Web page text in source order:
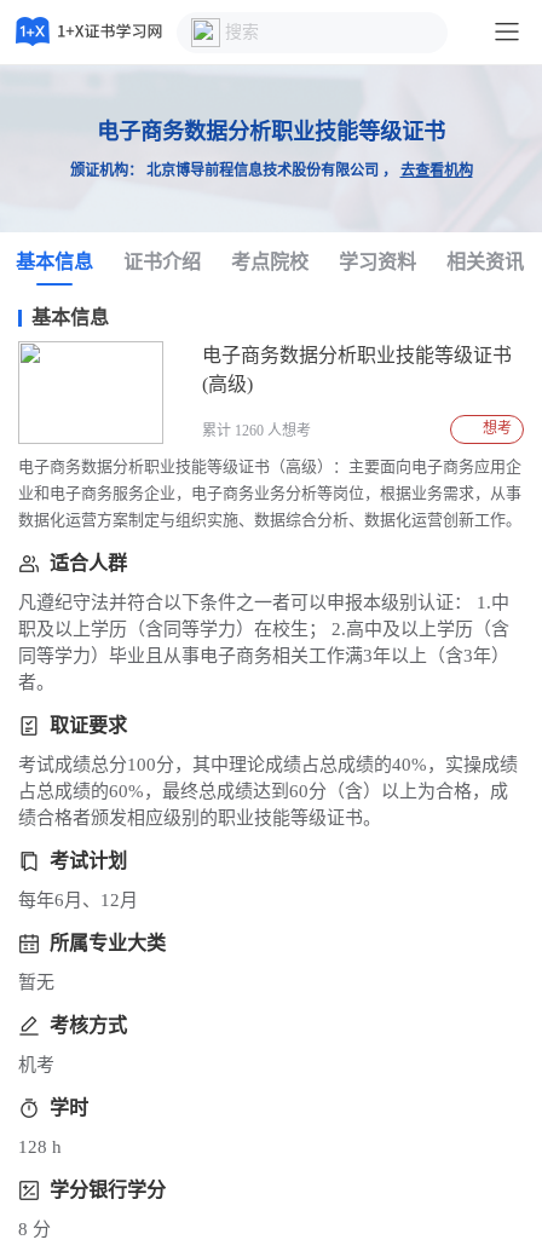
电子商务数据分析职业技能等级证书
颁证机构： 北京博导前程信息技术股份有限公司 ， 去查看机构
基本信息 证书介绍 考点院校 学习资料 相关资讯
基本信息
电子商务数据分析职业技能等级证书
(高级)
累计 1260 人想考 想考
电子商务数据分析职业技能等级证书（高级）：主要面向电子商务应用企
业和电子商务服务企业，电子商务业务分析等岗位，根据业务需求，从事
数据化运营方案制定与组织实施、数据综合分析、数据化运营创新工作。
适合人群
凡遵纪守法并符合以下条件之一者可以申报本级别认证： 1.中
职及以上学历（含同等学力）在校生； 2.高中及以上学历（含
同等学力）毕业且从事电子商务相关工作满3年以上（含3年）
者。
取证要求
考试成绩总分100分，其中理论成绩占总成绩的40%，实操成绩
占总成绩的60%，最终总成绩达到60分（含）以上为合格，成
绩合格者颁发相应级别的职业技能等级证书。
考试计划
每年6月、12月
所属专业大类
暂无
考核方式
机考
学时
128 h
学分银行学分
8 分